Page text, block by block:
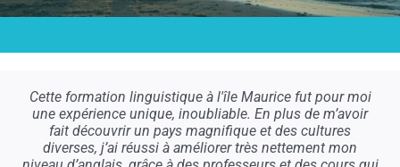
Cette formation linguistique à l'île Maurice fut pour moi
une expérience unique, inoubliable. En plus de m’avoir
fait découvrir un pays magnifique et des cultures
diverses, j’ai réussi à améliorer très nettement mon